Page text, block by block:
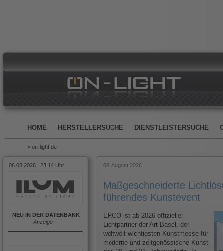
HOME HERSTELLERSUCHE DIENSTLEISTERSUCHE
> on-light.de
06.08.2026 | 23:14 Uhr
NEU IN DER DATENBANK
–– Anzeige ––
06. August 2026
Maßgeschneiderte
führendes Kunstevent
ERCO ist ab 2026 offizieller
Lichtpartner der Art Basel, der
weltweit wichtigsten Kunstmesse für
moderne und zeitgenössische Kunst